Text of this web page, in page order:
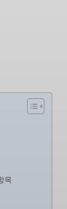
목